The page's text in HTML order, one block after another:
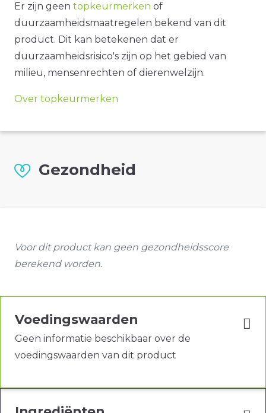
Er zijn geen topkeurmerken of
duurzaamheidsmaatregelen bekend van dit
product. Dit kan betekenen dat er
duurzaamheidsrisico's zijn op het gebied van
milieu, mensenrechten of dierenwelzijn.
Over topkeurmerken
Gezondheid
Voor dit product kan geen gezondheidsscore
berekend worden.
Voedingswaarden
Geen informatie beschikbaar over de
voedingswaarden van dit product